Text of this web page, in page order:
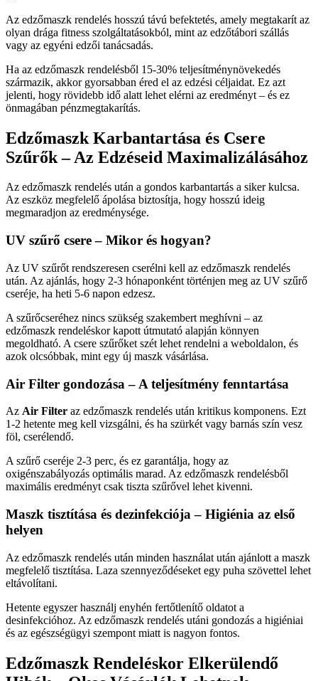
Az edzőmaszk rendelés hosszú távú befektetés, amely megtakarít az
olyan drága fitness szolgáltatásokból, mint az edzőtábori szállás
vagy az egyéni edzői tanácsadás.
Ha az edzőmaszk rendelésből 15-30% teljesítménynövekedés
származik, akkor gyorsabban éred el az edzési céljaidat. Ez azt
jelenti, hogy rövidebb idő alatt lehet elérni az eredményt – és ez
önmagában pénzmegtakarítás.
Edzőmaszk Karbantartása és Csere
Szűrők – Az Edzéseid Maximalizálásához
Az edzőmaszk rendelés után a gondos karbantartás a siker kulcsa.
Az eszköz megfelelő ápolása biztosítja, hogy hosszú ideig
megmaradjon az eredménysége.
UV szűrő csere – Mikor és hogyan?
Az UV szűrőt rendszeresen cserélni kell az edzőmaszk rendelés
után. Az ajánlás, hogy 2-3 hónaponként történjen meg az UV szűrő
cseréje, ha heti 5-6 napon edzesz.
A szűrőcseréhez nincs szükség szakembert meghívni – az
edzőmaszk rendeléskor kapott útmutató alapján könnyen
megoldható. A csere szűrőket szét lehet rendelni a weboldalon, és
azok olcsóbbak, mint egy új maszk vásárlása.
Air Filter gondozása – A teljesítmény fenntartása
Az Air Filter az edzőmaszk rendelés után kritikus komponens. Ezt
1-2 hetente meg kell vizsgálni, és ha szürkét vagy barnás szín vesz
föl, cserélendő.
A szűrő cseréje 2-3 perc, és ez garantálja, hogy az
oxigénszabályozás optimális marad. Az edzőmaszk rendelésből
maximális eredményt csak tiszta szűrővel lehet kivenni.
Maszk tisztítása és dezinfekciója – Higiénia az első
helyen
Az edzőmaszk rendelés után minden használat után ajánlott a maszk
megfelelő tisztítása. Laza szennyeződéseket egy puha szövettel lehet
eltávolítani.
Hetente egyszer használj enyhén fertőtlenítő oldatot a
desinfekcióhoz. Az edzőmaszk rendelés utáni gondozás a higiéniai
és az egészségügyi szempont miatt is nagyon fontos.
Edzőmaszk Rendeléskor Elkerülendő